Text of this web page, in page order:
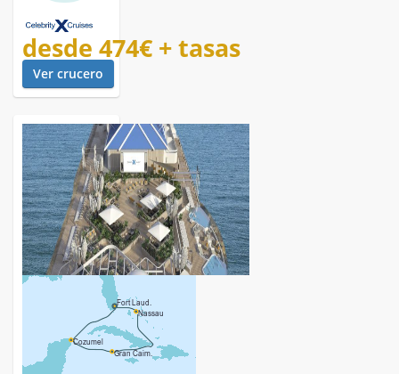
desde 474€ + tasas
Ver crucero